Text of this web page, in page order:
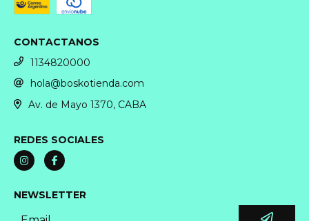
CONTACTANOS
1134820000
hola@boskotienda.com
Av. de Mayo 1370, CABA
REDES SOCIALES
NEWSLETTER